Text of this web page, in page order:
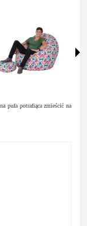
pufa potrafiąca zmieścić na